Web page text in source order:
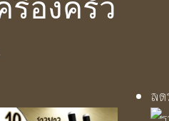
รื่องครัว
ลด